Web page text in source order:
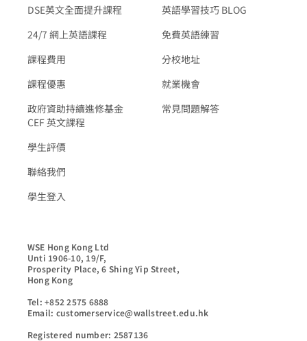
DSE英文全面提升課程
24/7 網上英語課程
課程費用
課程優惠
政府資助持續進修基金
CEF 英文課程
學生評價
聯絡我們
學生登入
英語學習技巧 BLOG
免費英語練習
分校地址
就業機會
常見問題解答
WSE Hong Kong Ltd
Unti 1906-10, 19/F,
Prosperity Place, 6 Shing Yip Street,
Hong Kong
Tel: +852 2575 6888
Email: customerservice@wallstreet.edu.hk
Registered number: 2587136